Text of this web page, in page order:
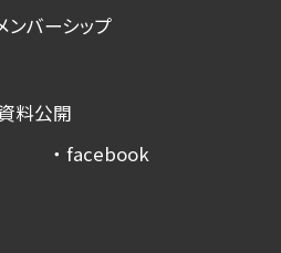
ンバーシップ
料公開
facebook